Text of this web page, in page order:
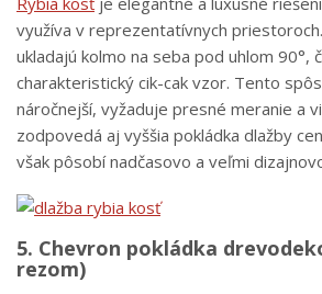
využíva v reprezentatívnych
ukladajú kolmo na seba pod uhlom 90°,
charakteristický cik-cak vzor. Tento
náročnejší, vyžaduje presné meranie a
zodpovedá aj vyššia pokládka dlažby
však pôsobí nadčasovo a veľmi
5. Chevron pokládka
rezom)